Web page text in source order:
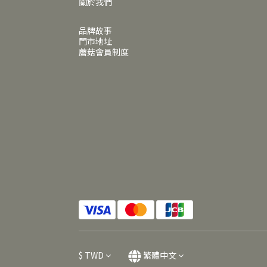
品牌故事
門市地址
蘑菇會員制度
$ TWD 繁體中文